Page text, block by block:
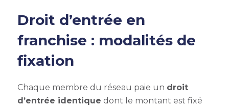
Droit d’entrée en
franchise : modalités de
fixation
Chaque membre du réseau paie un droit
d’entrée identique dont le montant est fixé